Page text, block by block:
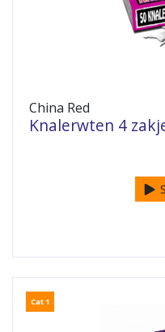
China Red
Knalerwten 4
Cat 1